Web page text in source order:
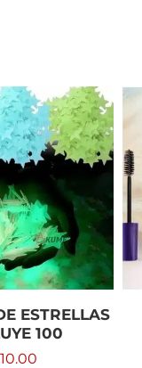
ESTRELLAS
100